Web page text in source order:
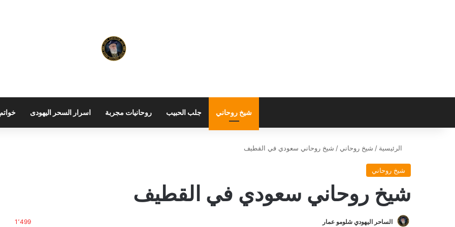
شيخ روحاني جلب الحبيب روحانيات مجربة اسرار السحر اليهودى
الرئيسية / شيخ روحاني / شيخ روحاني سعودي في القطيف
شيخ روحاني
شيخ روحاني سعودي في القطيف
الساحر اليهودي شلومو عمار 1٬499